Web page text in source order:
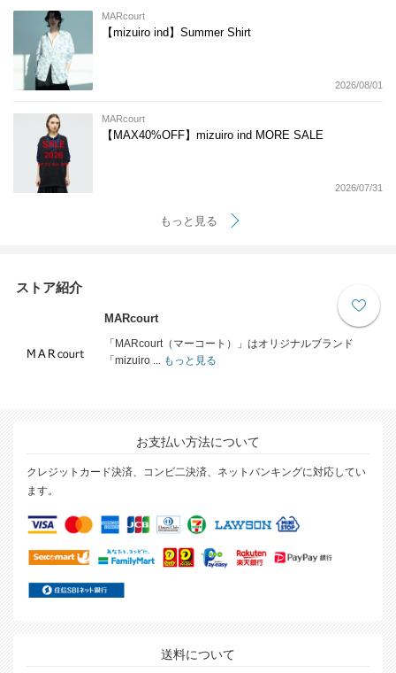
MARcourt
【mizuiro ind】Summer Shirt
2026/08/01
MARcourt
【MAX40%OFF】mizuiro ind MORE SALE
2026/07/31
もっと見る
ストア紹介
MARcourt
「MARcourt（マーコート）」はオリジナルブランド
「mizuiro ...もっと見る
お支払い方法について
クレジットカード決済、コンビ二決済、ネットバンキングに対応してい
ます。
送料について